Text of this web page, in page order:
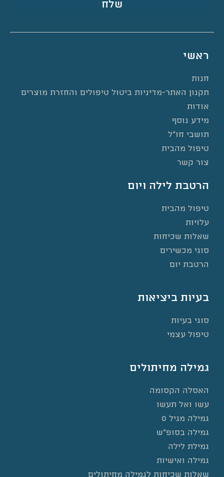
שלח
ראשי
חנות
תקנון האתר-מדיניות ביטול טיפולים והחזרת מוצרים
אודות
מידע נוסף
תושבי חו”ל
טיפול מהבית
צור קשר
הרטבת לילה ויום
טיפול מהבית
עלויות
שאלות שכיחות
סוגי מכשירים
הרטבת יום
בעיות ביציאות
סוגי בעיות
טיפול עצמי
גמילה מחיתולים
האסלה הקסומה
עשו ואל תעשו
גמילה מגיל 0
גמילה בסופ”ש
גמילת לילה
גמילה ואישיות
שאלות שכיחות לגמילה מחיתולים